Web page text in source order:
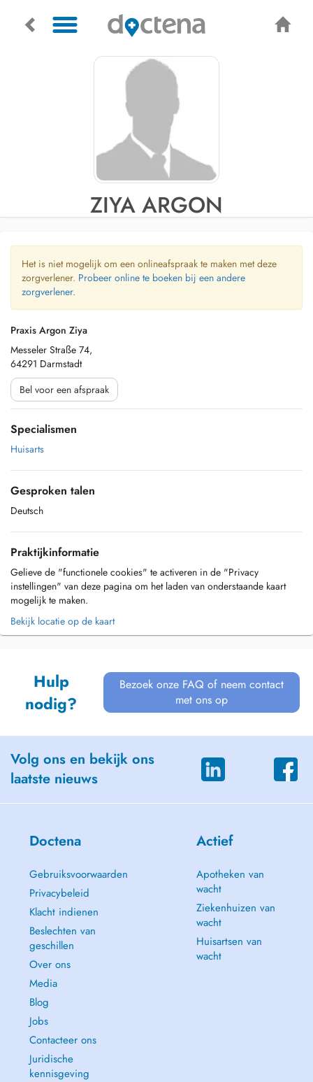
ZIYA ARGON
Het is niet mogelijk om een onlineafspraak te maken met deze
zorgverlener. Probeer online te boeken bij een andere
zorgverlener.
Praxis Argon Ziya
Messeler Straße 74,
64291 Darmstadt
Bel voor een afspraak
Specialismen
Huisarts
Gesproken talen
Deutsch
Praktijkinformatie
Gelieve de "functionele cookies" te activeren in de "Privacy
instellingen" van deze pagina om het laden van onderstaande kaart
mogelijk te maken.
Bekijk locatie op de kaart
Hulp
nodig?
Bezoek onze FAQ of neem contact
met ons op
Volg ons en bekijk ons
laatste nieuws
Doctena
Gebruiksvoorwaarden
Privacybeleid
Klacht indienen
Beslechten van
geschillen
Over ons
Media
Blog
Jobs
Contacteer ons
Juridische
kennisgeving
Actief
Apotheken van
wacht
Ziekenhuizen van
wacht
Huisartsen van
wacht